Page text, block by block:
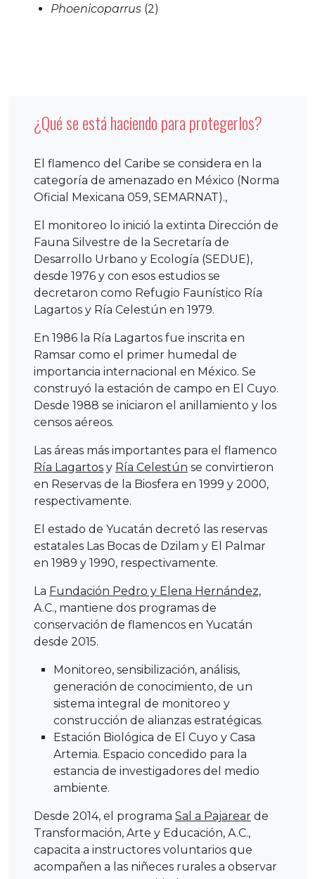
Phoenicoparrus (2)
¿Qué se está haciendo para protegerlos?
El flamenco del Caribe se considera en la
categoría de amenazado en México (Norma
Oficial Mexicana 059, SEMARNAT).,
El monitoreo lo inició la extinta Dirección de
Fauna Silvestre de la Secretaría de
Desarrollo Urbano y Ecología (SEDUE),
desde 1976 y con esos estudios se
decretaron como Refugio Faunístico Ría
Lagartos y Ría Celestún en 1979.
En 1986 la Ría Lagartos fue inscrita en
Ramsar como el primer humedal de
importancia internacional en México. Se
construyó la estación de campo en El Cuyo.
Desde 1988 se iniciaron el anillamiento y los
censos aéreos.
Las áreas más importantes para el flamenco
Ría Lagartos y Ría Celestún se convirtieron
en Reservas de la Biosfera en 1999 y 2000,
respectivamente.
El estado de Yucatán decretó las reservas
estatales Las Bocas de Dzilam y El Palmar
en 1989 y 1990, respectivamente.
La Fundación Pedro y Elena Hernández,
A.C., mantiene dos programas de
conservación de flamencos en Yucatán
desde 2015.
Monitoreo, sensibilización, análisis,
generación de conocimiento, de un
sistema integral de monitoreo y
construcción de alianzas estratégicas.
Estación Biológica de El Cuyo y Casa
Artemia. Espacio concedido para la
estancia de investigadores del medio
ambiente.
Desde 2014, el programa Sal a Pajarear de
Transformación, Arte y Educación, A.C.,
capacita a instructores voluntarios que
acompañen a las niñeces rurales a observar